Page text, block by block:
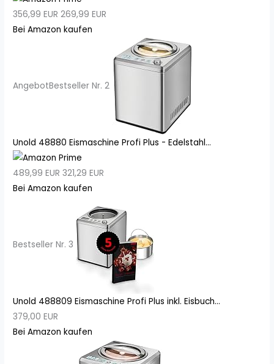
356,99 EUR 269,99 EUR
Bei Amazon kaufen
AngebotBestseller Nr. 2
Unold 48880 Eismaschine Profi Plus - Edelstahl...
489,99 EUR 321,29 EUR
Bei Amazon kaufen
Bestseller Nr. 3
Unold 488809 Eismaschine Profi Plus inkl. Eisbuch...
379,00 EUR
Bei Amazon kaufen